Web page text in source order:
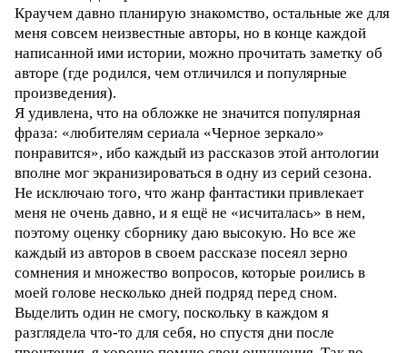
Краучем давно планирую знакомство, остальные же для
меня совсем неизвестные авторы, но в конце каждой
написанной ими истории, можно прочитать заметку об
авторе (где родился, чем отличился и популярные
произведения).
Я удивлена, что на обложке не значится популярная
фраза: «любителям сериала «Черное зеркало»
понравится», ибо каждый из рассказов этой антологии
вполне мог экранизироваться в одну из серий сезона.
Не исключаю того, что жанр фантастики привлекает
меня не очень давно, и я ещё не «исчиталась» в нем,
поэтому оценку сборнику даю высокую. Но все же
каждый из авторов в своем рассказе посеял зерно
сомнения и множество вопросов, которые роились в
моей голове несколько дней подряд перед сном.
Выделить один не смогу, поскольку в каждом я
разглядела что-то для себя, но спустя дни после